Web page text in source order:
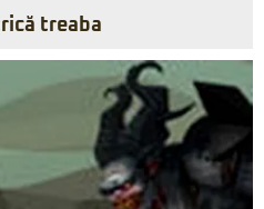
treaba